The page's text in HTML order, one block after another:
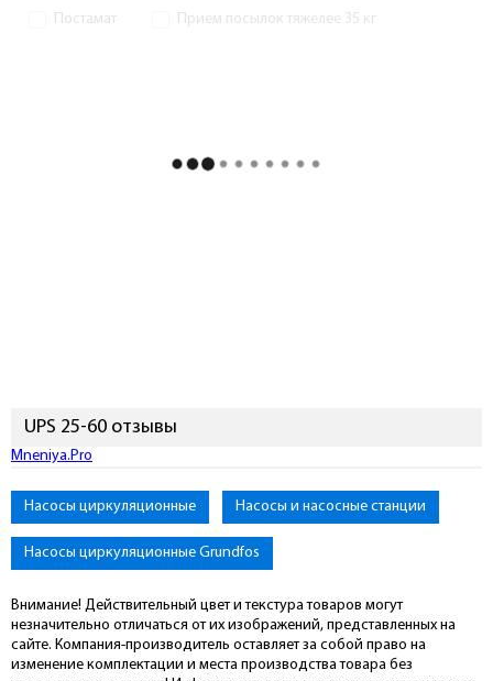
Постамат Прием посылок тяжелее 35 кг
UPS 25-60 отзывы
Mneniya.Pro
Насосы циркуляционные Насосы и насосные станции
Насосы циркуляционные Grundfos
Внимание! Действительный цвет и текстура товаров могут
незначительно отличаться от их изображений, представленных на
сайте. Компания-производитель оставляет за собой право на
изменение комплектации и места производства товара без